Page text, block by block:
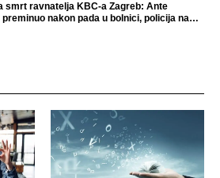
smrt ravnatelja KBC-a Zagreb: Ante
nakon pada u bolnici, policija na